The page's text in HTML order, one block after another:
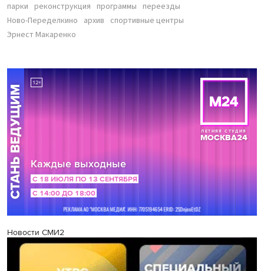
парки реконструкция программы переезды
Ново-Переделкино архив спортивные центры
Эрнест Макаренко
Новости СМИ2